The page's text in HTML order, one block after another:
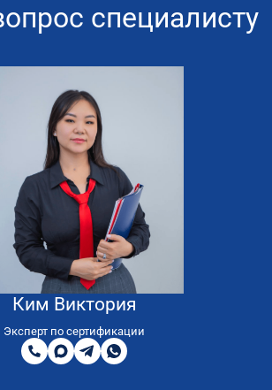
специалисту
Ким Виктория
Эксперт по сертификации
8
800
200
51
MAXTelegram
WhatsApp